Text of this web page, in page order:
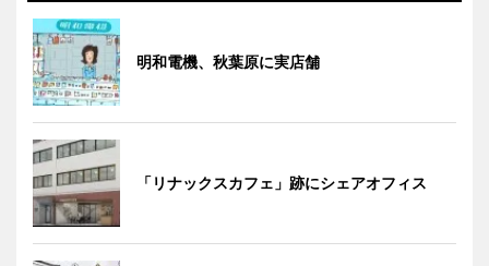
明和電機、秋葉原に実店舗
「リナックスカフェ」跡にシェアオフィス